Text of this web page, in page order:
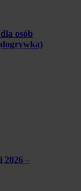
osób
2026 –